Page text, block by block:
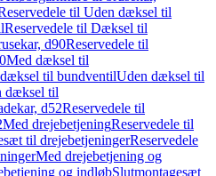
til Uden dæksel til
Reservedele til Dæksel til
d90Reservedele til
Med dæksel til
til bundventilUden dæksel til
dæksel til
d52Reservedele til
Med drejebetjeningReservedele til
til drejebetjeningerReservedele
Med drejebetjening og
og indløbSlutmontagesæt